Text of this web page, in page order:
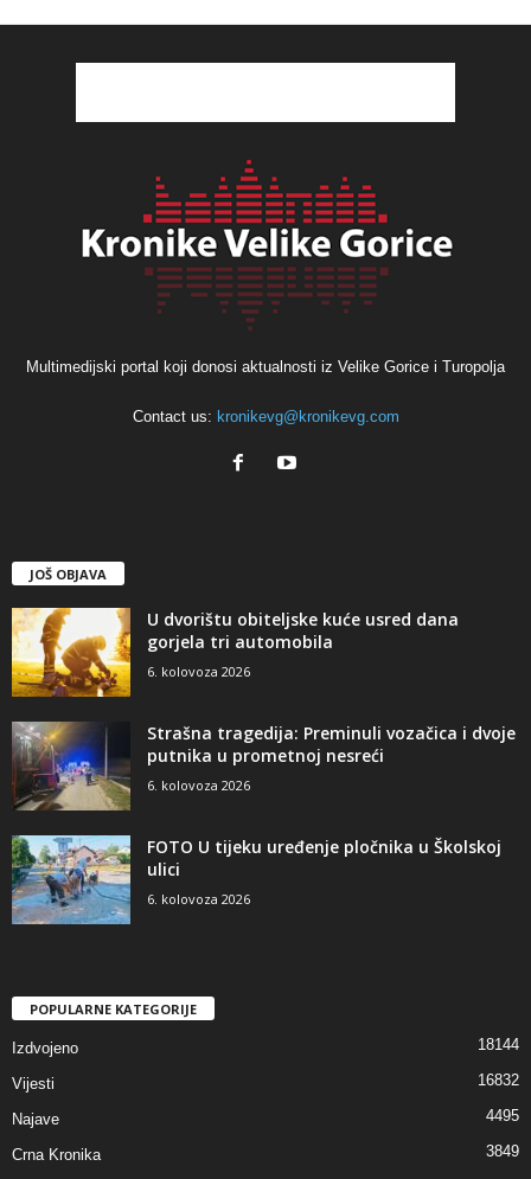
Multimedijski portal koji donosi aktualnosti iz Velike Gorice i Turopolja
Contact us: kronikevg@kronikevg.com
JOŠ OBJAVA
U dvorištu obiteljske kuće usred dana
gorjela tri automobila
6. kolovoza 2026
Strašna tragedija: Preminuli vozačica i dvoje
putnika u prometnoj nesreći
6. kolovoza 2026
FOTO U tijeku uređenje pločnika u Školskoj
ulici
6. kolovoza 2026
POPULARNE KATEGORIJE
Izdvojeno 18144
Vijesti 16832
Najave 4495
Crna Kronika
3849